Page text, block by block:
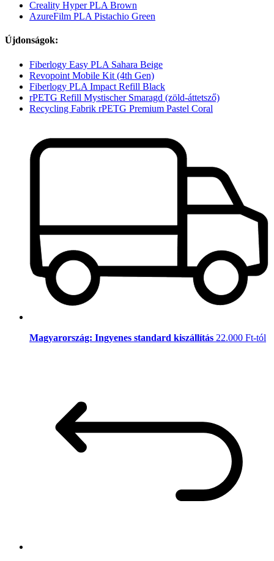
Creality Hyper PLA Brown
AzureFilm PLA Pistachio Green
Újdonságok:
Fiberlogy Easy PLA Sahara Beige
Revopoint Mobile Kit (4th Gen)
Fiberlogy PLA Impact Refill Black
rPETG Refill Mystischer Smaragd (zöld-áttetsző)
Recycling Fabrik rPETG Premium Pastel Coral
Magyarország: Ingyenes standard kiszállítás 22.000 Ft-tól